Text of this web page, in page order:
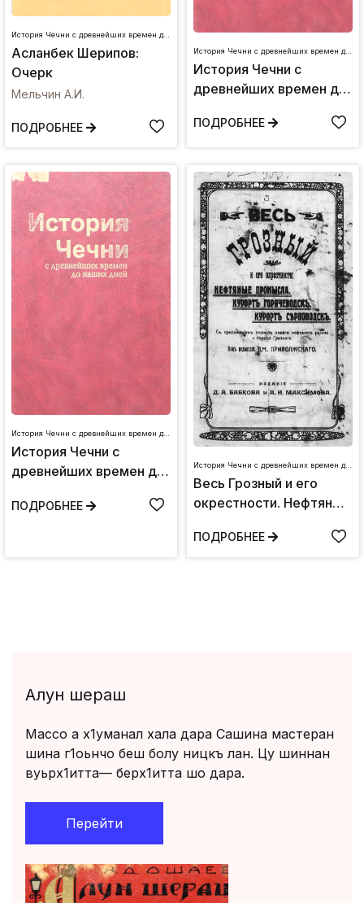
История Чечни с древнейших времен до наших дней
Асланбек Шерипов:
Очерк
Мельчин А.И.
ПОДРОБНЕЕ
История Чечни с
древнейших времен до
ПОДРОБНЕЕ
История Чечни с древнейших времен до наших дней
История Чечни с
древнейших времен до
ПОДРОБНЕЕ
Весь Грозный и его
окрестности. Нефтяные
Горячеводск.
ПОДРОБНЕЕ
Алун шераш
Массо а х1уманал хала дара Сашина мастеран
шина г1оьнчо беш болу ницкъ лан. Цу шиннан
вуьрх1итта— берх1итта шо дара.
Перейти